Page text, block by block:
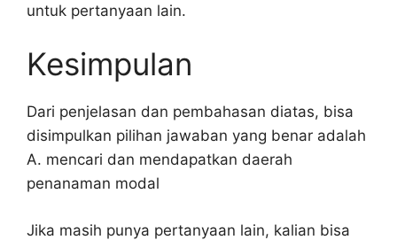
untuk pertanyaan lain.
Kesimpulan
Dari penjelasan dan pembahasan diatas, bisa
disimpulkan pilihan jawaban yang benar adalah
A. mencari dan mendapatkan daerah
penanaman modal
Jika masih punya pertanyaan lain, kalian bisa